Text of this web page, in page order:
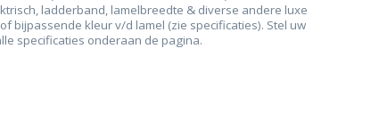
ladderband, lamelbreedte & diverse andere luxe
bijpassende kleur v/d lamel (zie specificaties). Stel uw
specificaties onderaan de pagina.